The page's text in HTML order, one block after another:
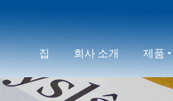
집 회사 소개 제품